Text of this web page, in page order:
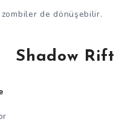
de dönüşebilir.
Shadow Rift